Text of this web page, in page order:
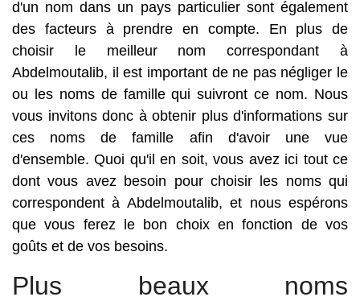
d'un nom dans un pays particulier sont également
des facteurs à prendre en compte. En plus de
choisir le meilleur nom correspondant à
Abdelmoutalib, il est important de ne pas négliger le
ou les noms de famille qui suivront ce nom. Nous
vous invitons donc à obtenir plus d'informations sur
ces noms de famille afin d'avoir une vue
d'ensemble. Quoi qu'il en soit, vous avez ici tout ce
dont vous avez besoin pour choisir les noms qui
correspondent à Abdelmoutalib, et nous espérons
que vous ferez le bon choix en fonction de vos
goûts et de vos besoins.
Plus beaux noms